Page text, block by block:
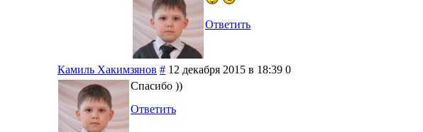
Ответить
Камиль Хакимзянов # 12 декабря 2015 в 18:39 0
Спасибо ))
Ответить